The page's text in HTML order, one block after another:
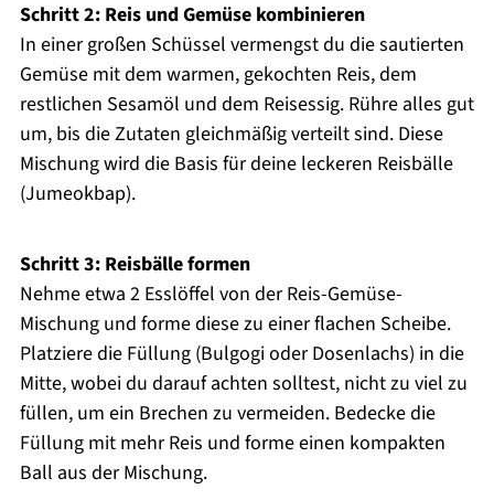
Schritt 2: Reis und Gemüse kombinieren
In einer großen Schüssel vermengst du die sautierten
Gemüse mit dem warmen, gekochten Reis, dem
restlichen Sesamöl und dem Reisessig. Rühre alles gut
um, bis die Zutaten gleichmäßig verteilt sind. Diese
Mischung wird die Basis für deine leckeren Reisbälle
(Jumeokbap).
Schritt 3: Reisbälle formen
Nehme etwa 2 Esslöffel von der Reis-Gemüse-
Mischung und forme diese zu einer flachen Scheibe.
Platziere die Füllung (Bulgogi oder Dosenlachs) in die
Mitte, wobei du darauf achten solltest, nicht zu viel zu
füllen, um ein Brechen zu vermeiden. Bedecke die
Füllung mit mehr Reis und forme einen kompakten
Ball aus der Mischung.